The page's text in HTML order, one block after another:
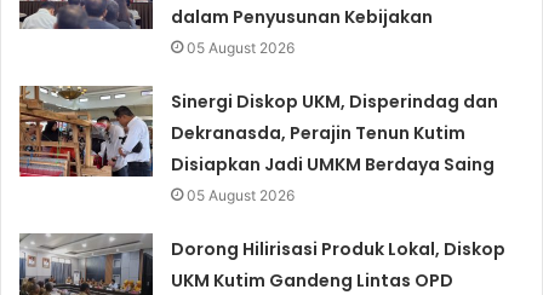
dalam Penyusunan Kebijakan
05 August 2026
Sinergi Diskop UKM, Disperindag dan
Dekranasda, Perajin Tenun Kutim
Disiapkan Jadi UMKM Berdaya Saing
05 August 2026
Dorong Hilirisasi Produk Lokal, Diskop
UKM Kutim Gandeng Lintas OPD